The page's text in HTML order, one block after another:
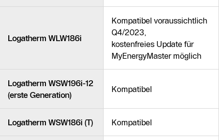
Logatherm WLW186i
Kompatibel voraussichtlich
Q4/2023,
kostenfreies Update für
MyEnergyMaster möglich
Logatherm WSW196i-12
(erste Generation)
Kompatibel
Logatherm WSW186i (T) Kompatibel